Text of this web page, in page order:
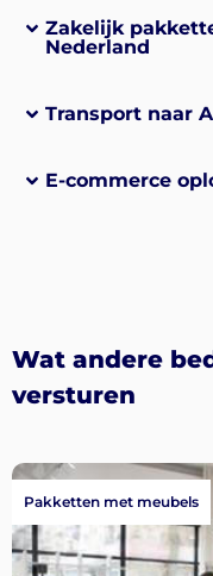
Zakelijk
Nederland
Transport naar
E-commerce
Wat andere
versturen
Pakketten met meubels